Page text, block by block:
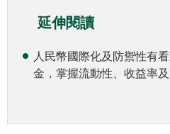
延伸閱讀
人民幣國際化及防禦性有
金，掌握流動性、收益率及